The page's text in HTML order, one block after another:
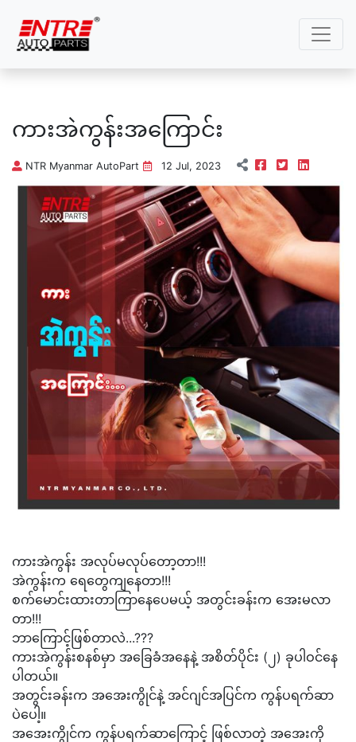
ကားအဲကွန်းအကြောင်း
NTR Myanmar AutoPart 12 Jul, 2023
ကားအဲကွန်း အလုပ်မလုပ်‌တော့တာ!!!
အဲကွန်းက ရေတွေကျနေတာ!!!‌
စက်မောင်းထားတာကြာနေပေမယ့် အတွင်းခန်းက အေးမလာ
တာ!!!
ဘာကြောင့်ဖြစ်တာလဲ...???
ကားအဲကွန်းစနစ်မှာ အခြေခံအနေနဲ့ အစိတ်ပိုင်း (၂) ခုပါဝင်နေ
ပါတယ်။
အတွင်းခန်းက အအေးကွိုင်နဲ့ အင်ဂျင်အပြင်က ကွန်ပရက်ဆာ
ပဲပေါ့။
အအေးကွိုင်က ကွန်ပရက်ဆာကြောင့် ဖြစ်လာတဲ့ အအေးကို